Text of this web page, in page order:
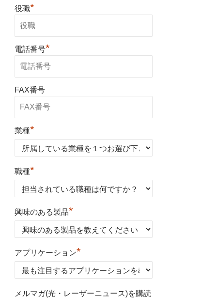
役職*
電話番号*
FAX番号
業種*
職種*
興味のある製品*
アプリケーション*
メルマガ(光・レーザーニュース)を購読